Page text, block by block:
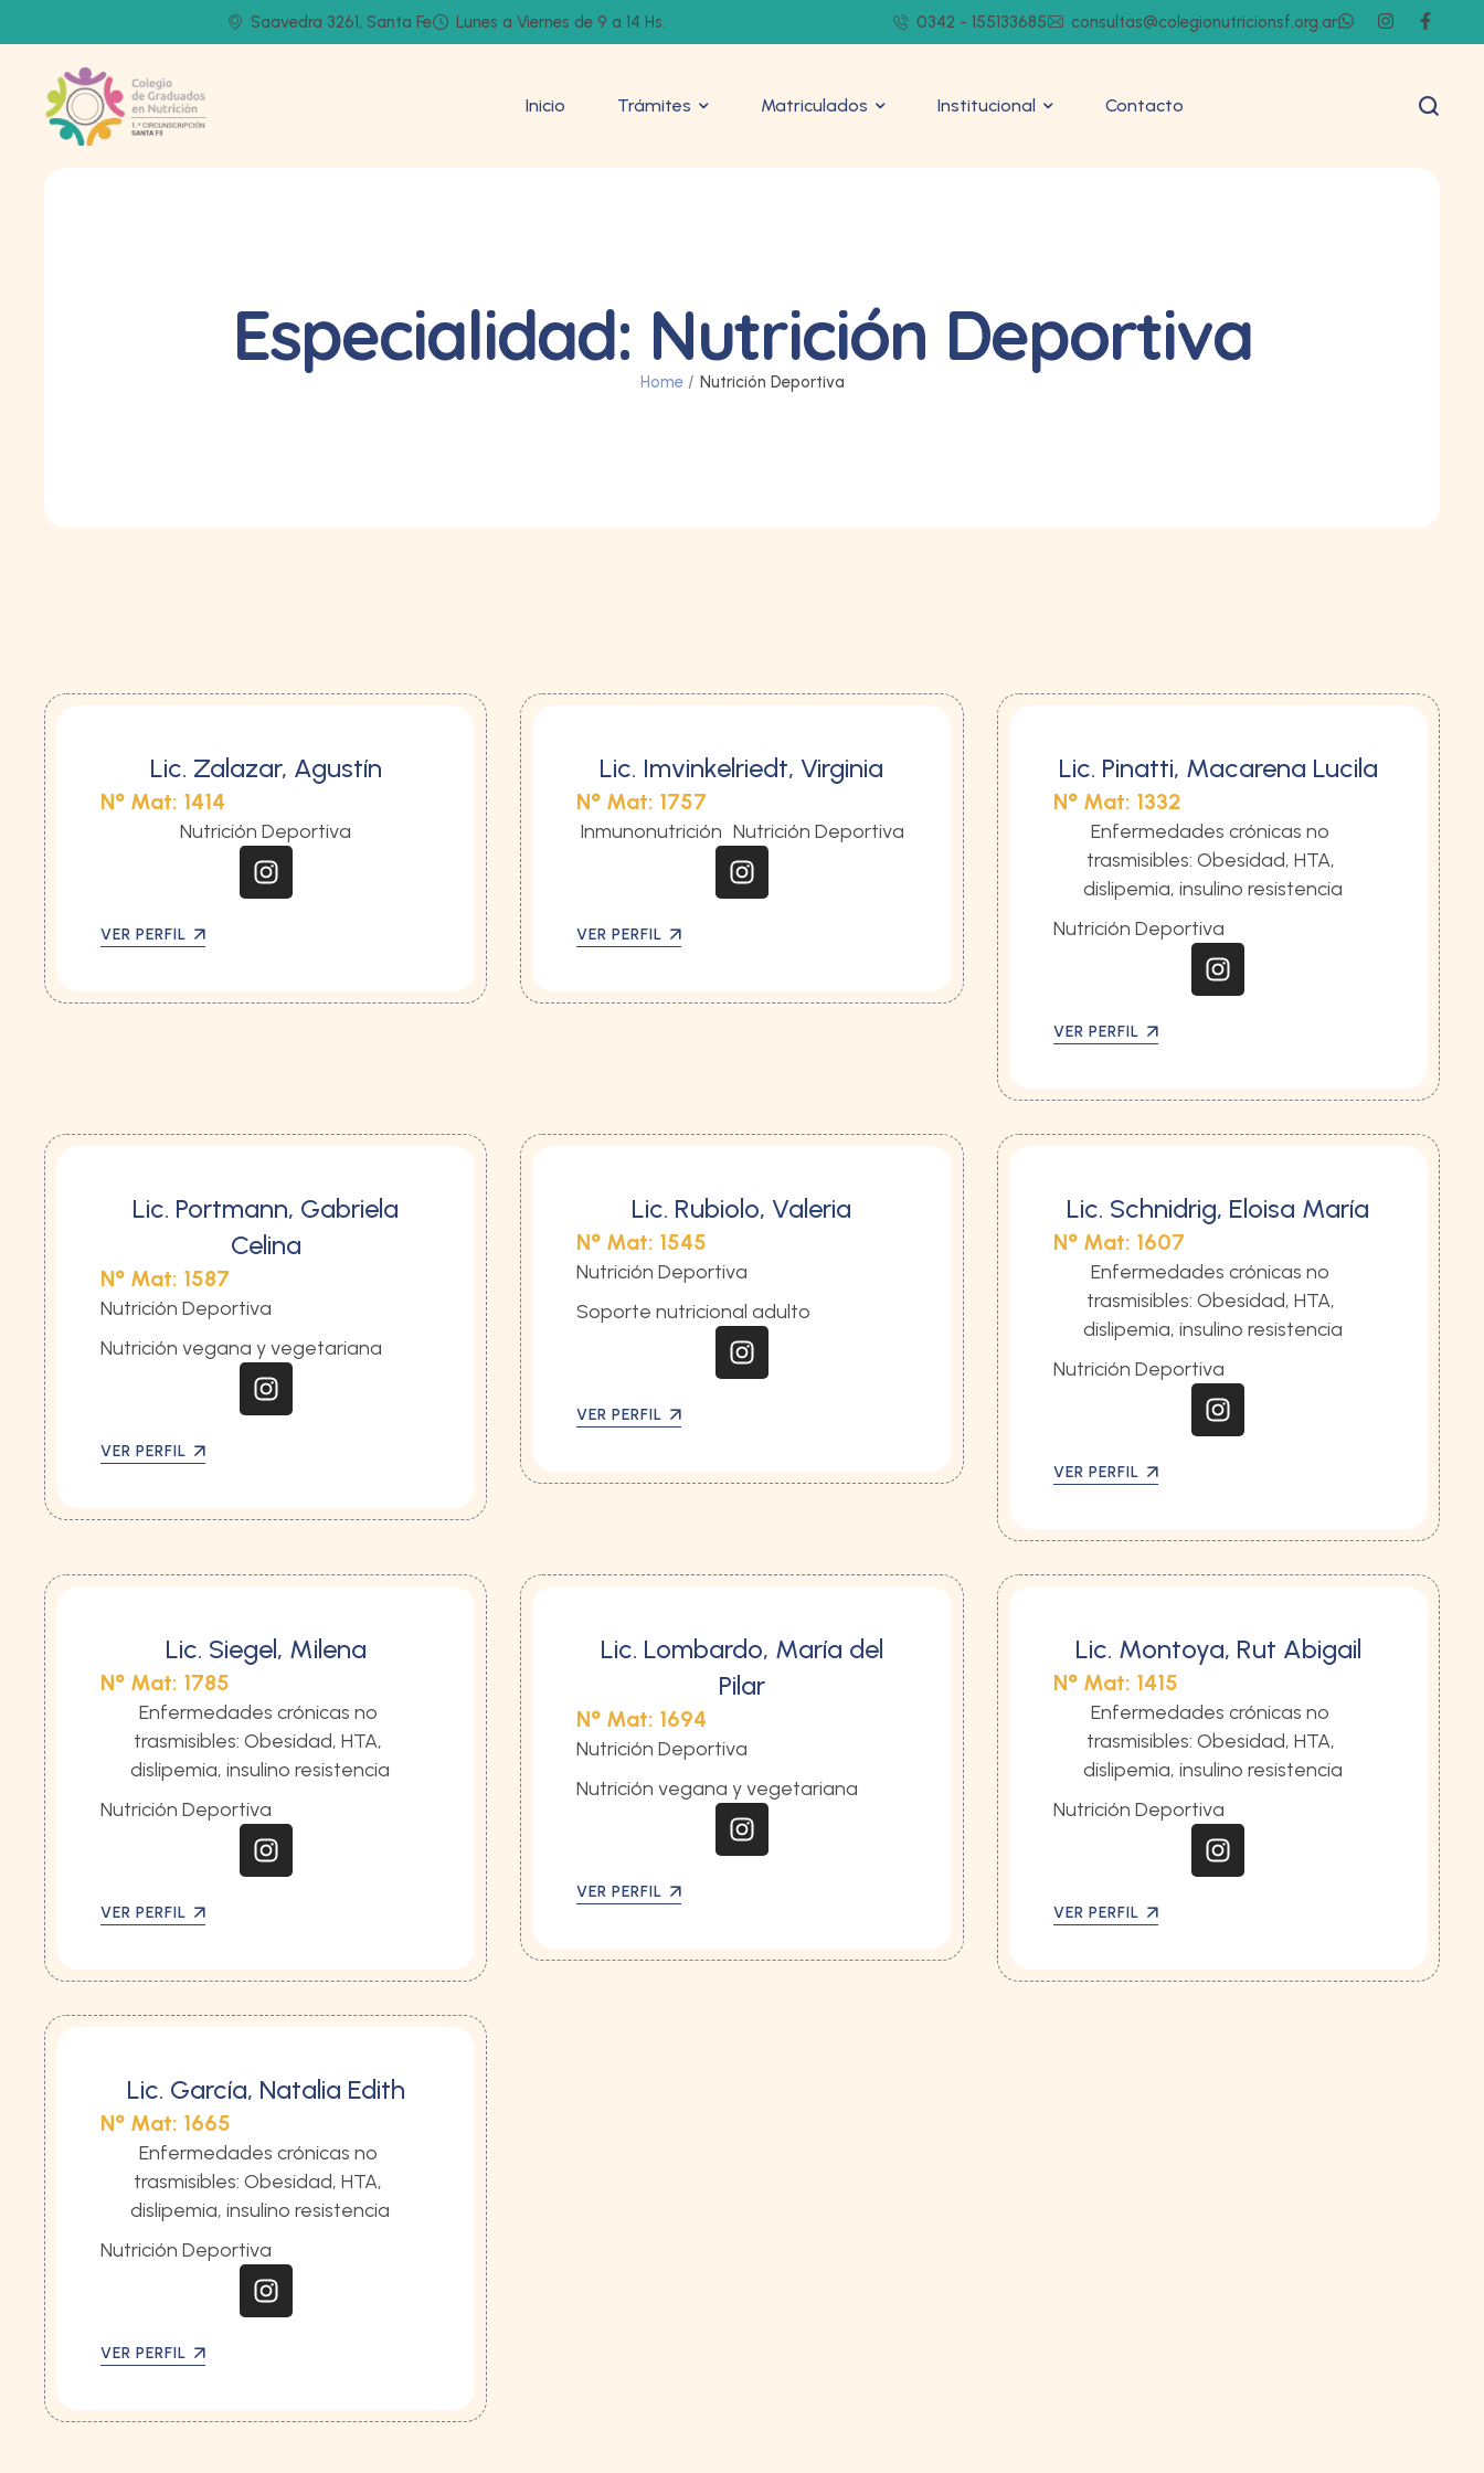
Saavedra 3261, Santa Fe Lunes a Viernes de 9 a 14 Hs. 0342 - 155133685 consultas@colegionutricionsf.org.ar
Inicio Trámites Matriculados Institucional Contacto
Especialidad: Nutrición Deportiva
Home / Nutrición Deportiva
Lic. Zalazar, Agustín
N° Mat: 1414
Nutrición Deportiva
VER PERFIL
Lic. Imvinkelriedt, Virginia
N° Mat: 1757
Inmunonutrición Nutrición Deportiva
VER PERFIL
Lic. Pinatti, Macarena Lucila
N° Mat: 1332
Enfermedades crónicas no
trasmisibles: Obesidad, HTA,
dislipemia, insulino resistencia
Nutrición Deportiva
VER PERFIL
Lic. Portmann, Gabriela
Celina
N° Mat: 1587
Nutrición Deportiva
Nutrición vegana y vegetariana
VER PERFIL
Lic. Rubiolo, Valeria
N° Mat: 1545
Nutrición Deportiva
Soporte nutricional adulto
VER PERFIL
Lic. Schnidrig, Eloisa María
N° Mat: 1607
Enfermedades crónicas no
trasmisibles: Obesidad, HTA,
dislipemia, insulino resistencia
Nutrición Deportiva
VER PERFIL
Lic. Siegel, Milena
N° Mat: 1785
Enfermedades crónicas no
trasmisibles: Obesidad, HTA,
dislipemia, insulino resistencia
Nutrición Deportiva
VER PERFIL
Lic. Lombardo, María del
Pilar
N° Mat: 1694
Nutrición Deportiva
Nutrición vegana y vegetariana
VER PERFIL
Lic. Montoya, Rut Abigail
N° Mat: 1415
Enfermedades crónicas no
trasmisibles: Obesidad, HTA,
dislipemia, insulino resistencia
Nutrición Deportiva
VER PERFIL
Lic. García, Natalia Edith
N° Mat: 1665
Enfermedades crónicas no
trasmisibles: Obesidad, HTA,
dislipemia, insulino resistencia
Nutrición Deportiva
VER PERFIL